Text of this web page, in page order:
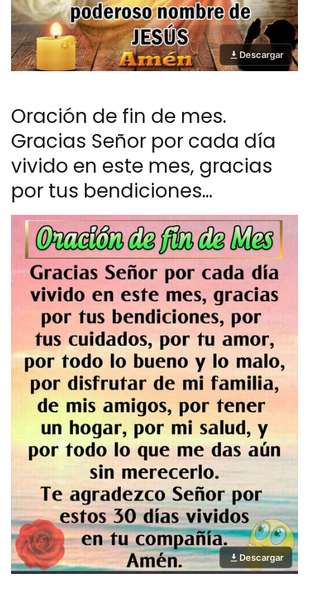
Descargar
Oración de fin de mes.
Gracias Señor por cada día
vivido en este mes, gracias
por tus bendiciones...
Descargar